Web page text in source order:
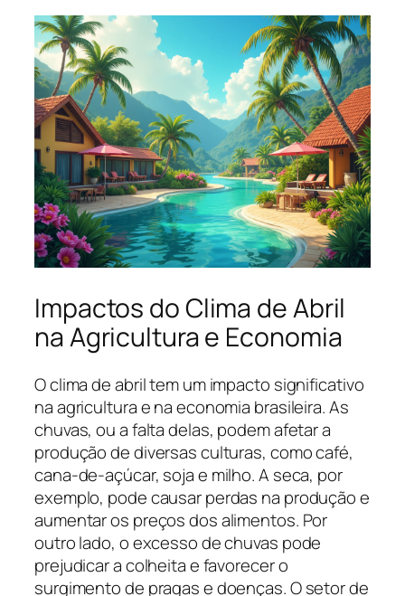
Impactos do Clima de Abril
na Agricultura e Economia
O clima de abril tem um impacto significativo
na agricultura e na economia brasileira. As
chuvas, ou a falta delas, podem afetar a
produção de diversas culturas, como café,
cana-de-açúcar, soja e milho. A seca, por
exemplo, pode causar perdas na produção e
aumentar os preços dos alimentos. Por
outro lado, o excesso de chuvas pode
prejudicar a colheita e favorecer o
surgimento de pragas e doenças. O setor de